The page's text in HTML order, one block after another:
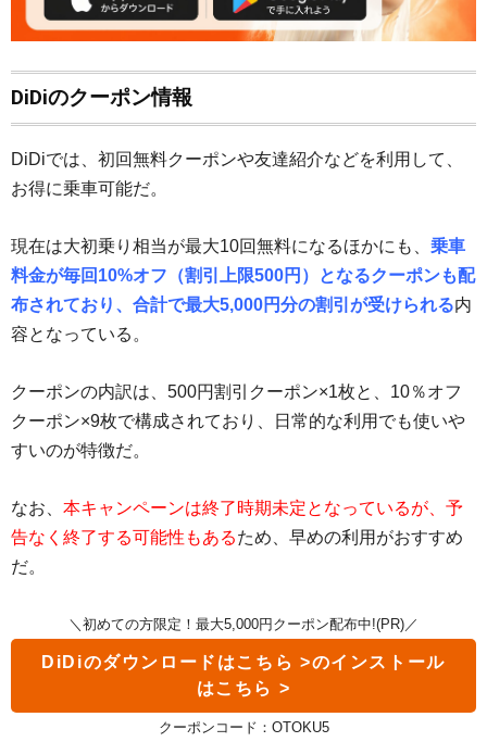
DiDiのクーポン情報
DiDiでは、初回無料クーポンや友達紹介などを利用して、
お得に乗車可能だ。
現在は大初乗り相当が最大10回無料になるほかにも、 乗車
料金が毎回10%オフ（割引上限500円）となるクーポンも配
布されており、合計で最大5,000円分の割引が受けられる内
容となっている。
クーポンの内訳は、500円割引クーポン×1枚と、10％オフ
クーポン×9枚で構成されており、日常的な利用でも使いや
すいのが特徴だ。
なお、 本キャンペーンは終了時期未定となっているが、予
告なく終了する可能性もあるため、早めの利用がおすすめ
だ。
＼初めての方限定！最大5,000円クーポン配布中!(PR)／
DiDiのダウンロードはこちら >
クーポンコード：OTOKU5